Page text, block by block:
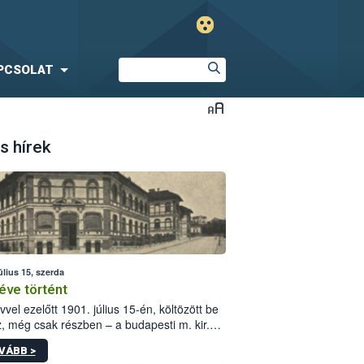
hírek
15, szerda
történt
ezelőtt 1901. július 15-én, költözött be
még csak részben – a budapesti m. kir.
állomás a Kis Rókus utca
alatti, Czigler Győző által tervezett új
>